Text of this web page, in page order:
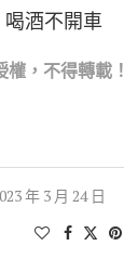
酒不開車
權，不得轉載！
年 3 月 24 日